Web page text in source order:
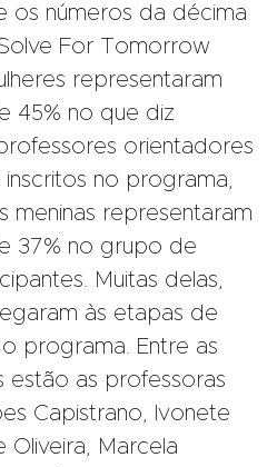
os números da décima
For Tomorrow
representaram
45% no que diz
orientadores
no programa,
meninas representaram
37% no grupo de
Muitas delas,
às etapas de
programa. Entre as
estão as professoras
Capistrano, Ivonete
Oliveira, Marcela